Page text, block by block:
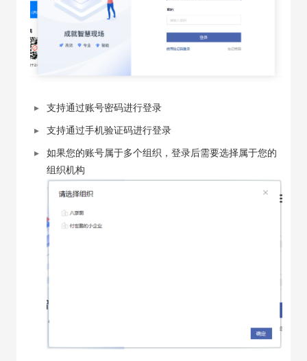
支持通过账号密码进行登录
支持通过手机验证码进行登录
如果您的账号属于多个组织，登录后需要选择属于您的
组织机构